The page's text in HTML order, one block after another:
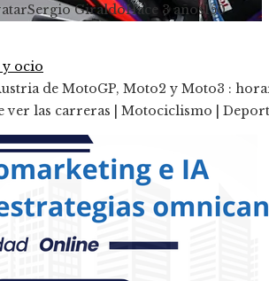
Sergio GiraldoHace 3 años150
y ocio
de MotoGP, Moto2 y Moto3 :
ver las carreras | Motociclismo |